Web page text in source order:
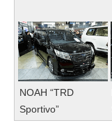
NOAH “TRD
Sportivo”